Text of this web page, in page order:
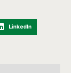
LinkedIn